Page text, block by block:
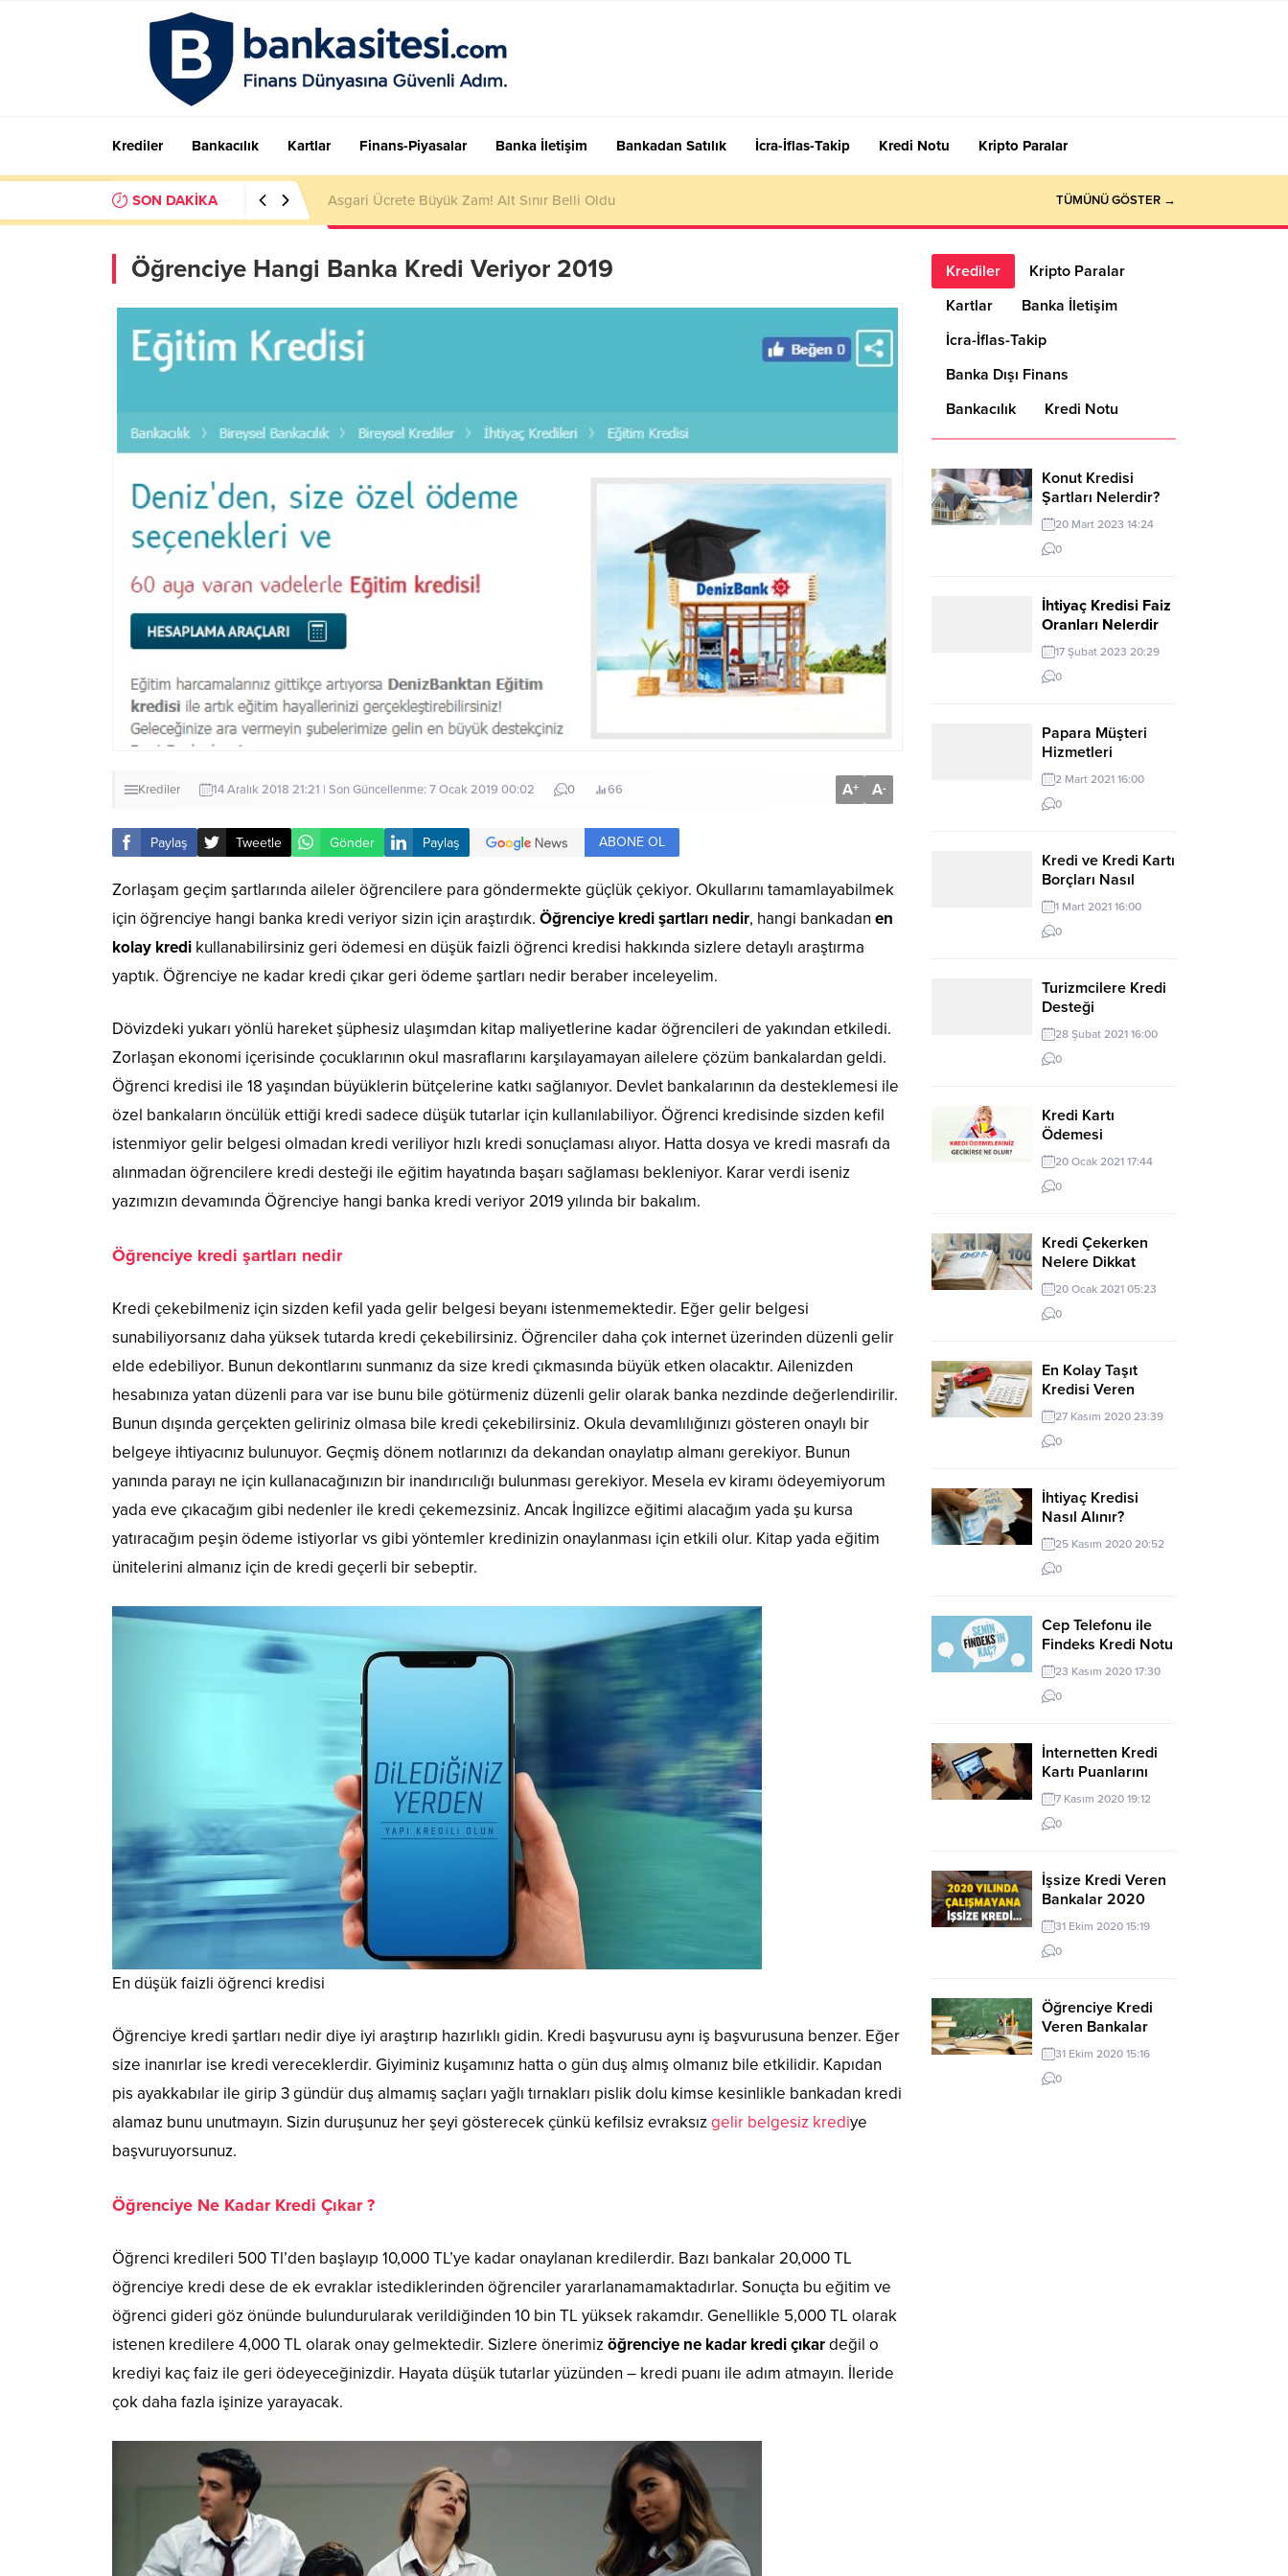
Krediler Bankacılık Kartlar Finans-Piyasalar Banka İletişim Bankadan Satılık İcra-İflas-Takip Kredi Notu Kripto Paralar
SON DAKİKA FAST limiti ne kadar, kaç TL oldu? 2023 FAST işlem limiti! TÜMÜNÜ GÖSTER →
Öğrenciye Hangi Banka Kredi Veriyor 2019
Krediler 14 Aralık 2018 21:21 | Son Güncellenme: 7 Ocak 2019 00:02 0 66 A+ A-
Paylaş Tweetle Gönder Paylaş ABONE OL
Zorlaşam geçim şartlarında aileler öğrencilere para göndermekte güçlük çekiyor. Okullarını tamamlayabilmek
için öğrenciye hangi banka kredi veriyor sizin için araştırdık. Öğrenciye kredi şartları nedir, hangi bankadan en
kolay kredi kullanabilirsiniz geri ödemesi en düşük faizli öğrenci kredisi hakkında sizlere detaylı araştırma
yaptık. Öğrenciye ne kadar kredi çıkar geri ödeme şartları nedir beraber inceleyelim.
Dövizdeki yukarı yönlü hareket şüphesiz ulaşımdan kitap maliyetlerine kadar öğrencileri de yakından etkiledi.
Zorlaşan ekonomi içerisinde çocuklarının okul masraflarını karşılayamayan ailelere çözüm bankalardan geldi.
Öğrenci kredisi ile 18 yaşından büyüklerin bütçelerine katkı sağlanıyor. Devlet bankalarının da desteklemesi ile
özel bankaların öncülük ettiği kredi sadece düşük tutarlar için kullanılabiliyor. Öğrenci kredisinde sizden kefil
istenmiyor gelir belgesi olmadan kredi veriliyor hızlı kredi sonuçlaması alıyor. Hatta dosya ve kredi masrafı da
alınmadan öğrencilere kredi desteği ile eğitim hayatında başarı sağlaması bekleniyor. Karar verdi iseniz
yazımızın devamında Öğrenciye hangi banka kredi veriyor 2019 yılında bir bakalım.
Öğrenciye kredi şartları nedir
Kredi çekebilmeniz için sizden kefil yada gelir belgesi beyanı istenmemektedir. Eğer gelir belgesi
sunabiliyorsanız daha yüksek tutarda kredi çekebilirsiniz. Öğrenciler daha çok internet üzerinden düzenli gelir
elde edebiliyor. Bunun dekontlarını sunmanız da size kredi çıkmasında büyük etken olacaktır. Ailenizden
hesabınıza yatan düzenli para var ise bunu bile götürmeniz düzenli gelir olarak banka nezdinde değerlendirilir.
Bunun dışında gerçekten geliriniz olmasa bile kredi çekebilirsiniz. Okula devamlılığınızı gösteren onaylı bir
belgeye ihtiyacınız bulunuyor. Geçmiş dönem notlarınızı da dekandan onaylatıp almanı gerekiyor. Bunun
yanında parayı ne için kullanacağınızın bir inandırıcılığı bulunması gerekiyor. Mesela ev kiramı ödeyemiyorum
yada eve çıkacağım gibi nedenler ile kredi çekemezsiniz. Ancak İngilizce eğitimi alacağım yada şu kursa
yatıracağım peşin ödeme istiyorlar vs gibi yöntemler kredinizin onaylanması için etkili olur. Kitap yada eğitim
ünitelerini almanız için de kredi geçerli bir sebeptir.
En düşük faizli öğrenci kredisi
Öğrenciye kredi şartları nedir diye iyi araştırıp hazırlıklı gidin. Kredi başvurusu aynı iş başvurusuna benzer. Eğer
size inanırlar ise kredi vereceklerdir. Giyiminiz kuşamınız hatta o gün duş almış olmanız bile etkilidir. Kapıdan
pis ayakkabılar ile girip 3 gündür duş almamış saçları yağlı tırnakları pislik dolu kimse kesinlikle bankadan kredi
alamaz bunu unutmayın. Sizin duruşunuz her şeyi gösterecek çünkü kefilsiz evraksızgelir belgesiz krediye
başvuruyorsunuz.
Öğrenciye Ne Kadar Kredi Çıkar ?
Öğrenci kredileri 500 Tl’den başlayıp 10,000 TL’ye kadar onaylanan kredilerdir. Bazı bankalar 20,000 TL
öğrenciye kredi dese de ek evraklar istediklerinden öğrenciler yararlanamamaktadırlar. Sonuçta bu eğitim ve
öğrenci gideri göz önünde bulundurularak verildiğinden 10 bin TL yüksek rakamdır. Genellikle 5,000 TL olarak
istenen kredilere 4,000 TL olarak onay gelmektedir. Sizlere önerimizöğrenciye ne kadar kredi çıkardeğil o
krediyi kaç faiz ile geri ödeyeceğinizdir. Hayata düşük tutarlar yüzünden – kredi puanı ile adım atmayın. İleride
çok daha fazla işinize yarayacak.
Krediler
Kripto Paralar
Kartlar
Banka İletişim
İcra-İflas-Takip
Banka Dışı Finans
Bankacılık
Kredi Notu
Konut Kredisi
Şartları Nelerdir?
20 Mart 2023 14:24
0
İhtiyaç Kredisi Faiz
Oranları Nelerdir
ve Nasıl
Hesaplanır?
17 Şubat 2023 20:29
0
Papara Müşteri
Hizmetleri
2 Mart 2021 16:00
0
Kredi ve Kredi Kartı
Borçları Nasıl
Yapılandırılır?
1 Mart 2021 16:00
0
Turizmcilere Kredi
Desteği
28 Şubat 2021 16:00
0
Kredi Kartı
Ödemesi
Gecikmesi Nedir?
20 Ocak 2021 17:44
0
Kredi Çekerken
Nelere Dikkat
Edilmeli? Kolay
Kredi
20 Ocak 2021 05:23
0
En Kolay Taşıt
Kredisi Veren
Bankalar
27 Kasım 2020 23:39
0
İhtiyaç Kredisi
Nasıl Alınır?
Şartları Nelerdir?
25 Kasım 2020 20:52
0
Cep Telefonu ile
Findeks Kredi Notu
Öğrenme
23 Kasım 2020 17:30
0
İnternetten Kredi
Kartı Puanlarını
Kullanabileceğim
Siteler
7 Kasım 2020 19:12
0
İşsize Kredi Veren
Bankalar 2020
31 Ekim 2020 15:19
0
Öğrenciye Kredi
Veren Bankalar
2020
31 Ekim 2020 15:16
0